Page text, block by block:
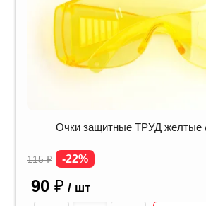
Очки защитные ТРУД желтые
115₽ -22%
90 ₽ / шт